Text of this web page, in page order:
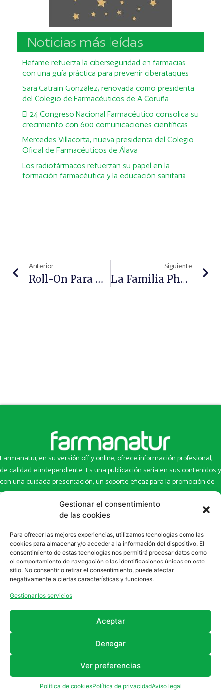
Gestionar el consentimiento
de las cookies
Para ofrecer las mejores experiencias, utilizamos tecnologías como las
cookies para almacenar y/o acceder a la información del dispositivo. El
consentimiento de estas tecnologías nos permitirá procesar datos como
el comportamiento de navegación o las identificaciones únicas en este
sitio. No consentir o retirar el consentimiento, puede afectar
negativamente a ciertas características y funciones.
Gestionar los servicios
Aceptar
Denegar
Ver preferencias
Política de cookiesPolítica de privacidadAviso legal
Noticias más leídas
Hefame refuerza la ciberseguridad en farmacias
con una guía práctica para prevenir ciberataques
Sara Catrain González, renovada como presidenta
del Colegio de Farmacéuticos de A Coruña
El 24 Congreso Nacional Farmacéutico consolida su
crecimiento con 600 comunicaciones científicas
Mercedes Villacorta, nueva presidenta del Colegio
Oficial de Farmacéuticos de Álava
Los radiofármacos refuerzan su papel en la
formación farmacéutica y la educación sanitaria
Anterior
Roll-On Para Dolores De Cabeza Con 9 Aceites Esenciales
Siguiente
La Familia Pharmachups Crece Con Oralchup Cola
Farmanatur, en su versión off y online, ofrece información profesional,
de calidad e independiente. Es una publicación seria en sus contenidos y
con una cuidada presentación, un soporte eficaz para la promoción de
productos y novedades.
Inicio
Newsletter
Eco Multimedia
Contacto
Artículos
Escaparate
Enlaces de interés
SUSCRÍBETE A NUESTRO NEWSLETTER
la sección deNewsletter
Revista Farmanatur